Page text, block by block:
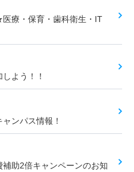
療・保育・歯科衛生・IT
よう！！
ンパス情報！
助2倍キャンペーンのお知